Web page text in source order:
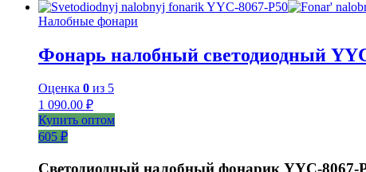
Налобные фонари
Фонарь налобный светодиодный
Оценка 0 из 5
1 090.00 ₽
Купить оптом
605 ₽
Светодиодный налобный фонарик YYC-8067-